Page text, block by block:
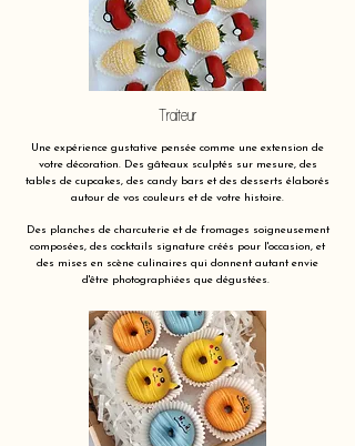
Traiteur
Une expérience gustative pensée comme une extension de
votre décoration. Des gâteaux sculptés sur mesure, des
tables de cupcakes, des candy bars et des desserts élaborés
autour de vos couleurs et de votre histoire.
Des planches de charcuterie et de fromages soigneusement
composées, des cocktails signature créés pour l'occasion, et
des mises en scène culinaires qui donnent autant envie
d'être photographiées que dégustées.